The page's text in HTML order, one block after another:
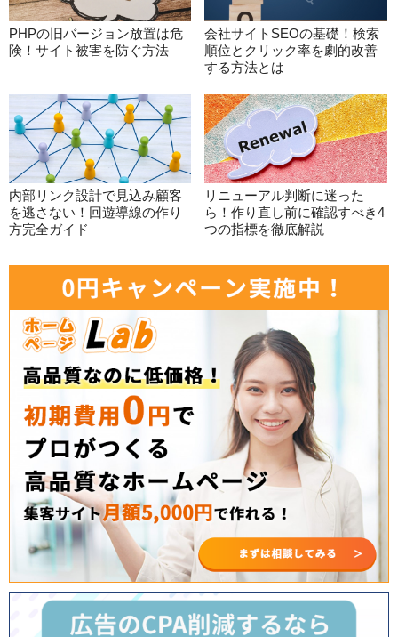
PHPの旧バージョン放置は危
険！サイト被害を防ぐ方法
会社サイトSEOの基礎！検索
順位とクリック率を劇的改善
する方法とは
内部リンク設計で見込み顧客
を逃さない！回遊導線の作り
方完全ガイド
リニューアル判断に迷った
ら！作り直し前に確認すべき4
つの指標を徹底解説